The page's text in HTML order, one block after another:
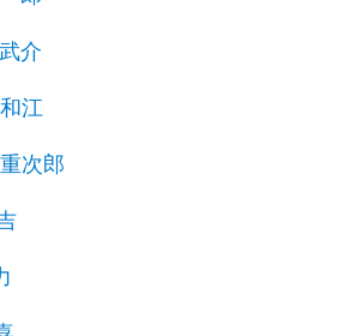
介
江
次郎